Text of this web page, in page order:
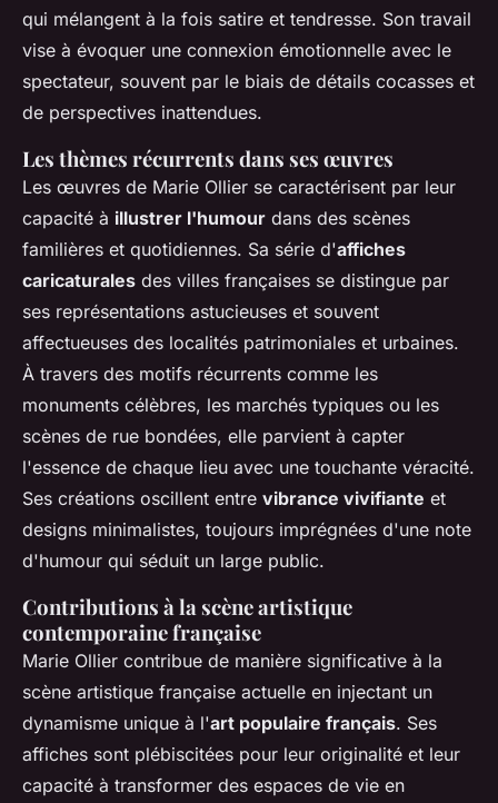
qui mélangent à la fois satire et tendresse. Son travail
vise à évoquer une connexion émotionnelle avec le
spectateur, souvent par le biais de détails cocasses et
de perspectives inattendues.
Les thèmes récurrents dans ses œuvres
Les œuvres de Marie Ollier se caractérisent par leur
capacité à illustrer l'humour dans des scènes
familières et quotidiennes. Sa série d'affiches
caricaturales des villes françaises se distingue par
ses représentations astucieuses et souvent
affectueuses des localités patrimoniales et urbaines.
À travers des motifs récurrents comme les
monuments célèbres, les marchés typiques ou les
scènes de rue bondées, elle parvient à capter
l'essence de chaque lieu avec une touchante véracité.
Ses créations oscillent entre vibrance vivifiante et
designs minimalistes, toujours imprégnées d'une note
d'humour qui séduit un large public.
Contributions à la scène artistique
contemporaine française
Marie Ollier contribue de manière significative à la
scène artistique française actuelle en injectant un
dynamisme unique à l'art populaire français. Ses
affiches sont plébiscitées pour leur originalité et leur
capacité à transformer des espaces de vie en